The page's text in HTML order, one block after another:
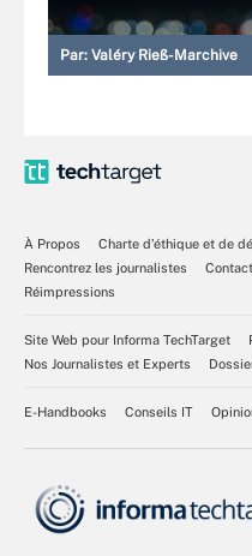
Par: Valéry Rieß-Marchive
À Propos
Charte d’éthique et de
Rencontrez les journalistes
Réimpressions
Site Web pour Informa TechTarget
Nos Journalistes et Experts
E-Handbooks Conseils IT